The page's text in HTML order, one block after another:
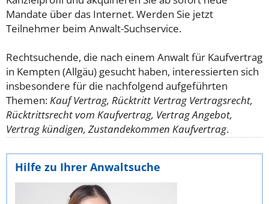
Mandate über das Internet. Werden Sie jetzt
Teilnehmer beim Anwalt-Suchservice.
Rechtsuchende, die nach einem Anwalt für Kaufvertrag
in Kempten (Allgäu) gesucht haben, interessierten sich
insbesondere für die nachfolgend aufgeführten
Themen:Kauf Vertrag, Rücktritt Vertrag Vertragsrecht,
Rücktrittsrecht vom Kaufvertrag, Vertrag Angebot,
Vertrag kündigen, Zustandekommen Kaufvertrag.
Hilfe zu Ihrer Anwaltsuche